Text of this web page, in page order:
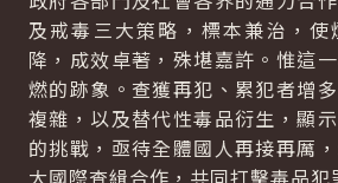
及戒毒三大策略，標本兼治，
降，成效卓著，殊堪嘉許。惟這
燃的跡象。查獲再犯、累犯者增
複雜，以及替代性毒品衍生，顯
的挑戰，亟待全體國人再接再厲
大國際查緝合作，共同打擊毒品